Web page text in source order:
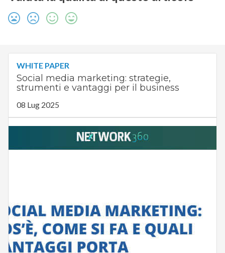
WHITE PAPER
Social media marketing: strategie,
strumenti e vantaggi per il business
08 Lug 2025